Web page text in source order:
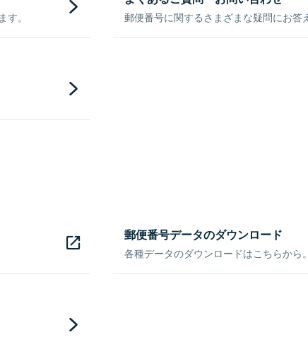
。 郵便番号に関するさまざまな疑問にお答
郵便番号データのダウンロード
各種データのダウンロードはこちらから